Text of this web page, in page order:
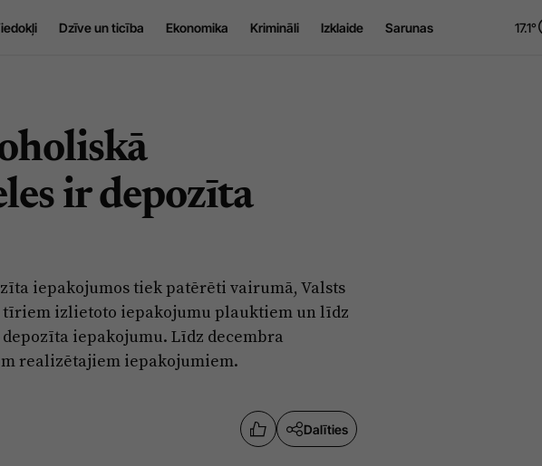
Dzīve un ticība Ekonomika Krimināli Izklaide Sarunas 17.1°
ir depozīta
iepakojumos tiek patērēti vairumā, Valsts
tīriem izlietoto iepakojumu plauktiem un līdz
iepakojumu. Līdz decembra
realizētajiem iepakojumiem.
Dalīties